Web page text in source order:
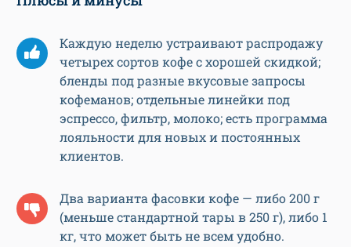
Каждую неделю устраивают распродажу
четырех сортов кофе с хорошей скидкой;
бленды под разные вкусовые запросы
кофеманов; отдельные линейки под
эспрессо, фильтр, молоко; есть программа
лояльности для новых и постоянных
клиентов.
Два варианта фасовки кофе — либо 200 г
(меньше стандартной тары в 250 г), либо 1
кг, что может быть не всем удобно.